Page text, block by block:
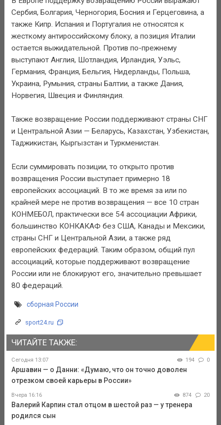
Сербия, Болгария, Черногория, Босния и Герцеговина, а
также Кипр. Испания и Португалия не относятся к
жесткому антироссийскому блоку, а позиция Италии
остается выжидательной. Против по-прежнему
выступают Англия, Шотландия, Ирландия, Уэльс,
Германия, Франция, Бельгия, Нидерланды, Польша,
Украина, Румыния, страны Балтии, а также Дания,
Норвегия, Швеция и Финляндия.
Также возвращение России поддерживают страны СНГ
и Центральной Азии — Беларусь, Казахстан, Узбекистан,
Таджикистан, Кыргызстан и Туркменистан.
Если суммировать позиции, то открыто против
возвращения России выступает примерно 18
европейских ассоциаций. В то же время за или по
крайней мере не против возвращения — все 10 стран
КОНМЕБОЛ, практически все 54 ассоциации Африки,
большинство КОНКАКАФ без США, Канады и Мексики,
страны СНГ и Центральной Азии, а также ряд
европейских федераций. Таким образом, общий пул
ассоциаций, которые поддерживают возвращение
России или не блокируют его, значительно превышает
80 федераций.
сборная России
sport24.ru
ЧИТАЙТЕ ТАКЖЕ:
Сегодня 13:07 194 0
Аршавин — о Данни: «Думаю, что он точно доволен
отрезком своей карьеры в России»
Вчера 16:16 874 20
Валерий Карпин стал отцом в шестой раз — у тренера
родился сын